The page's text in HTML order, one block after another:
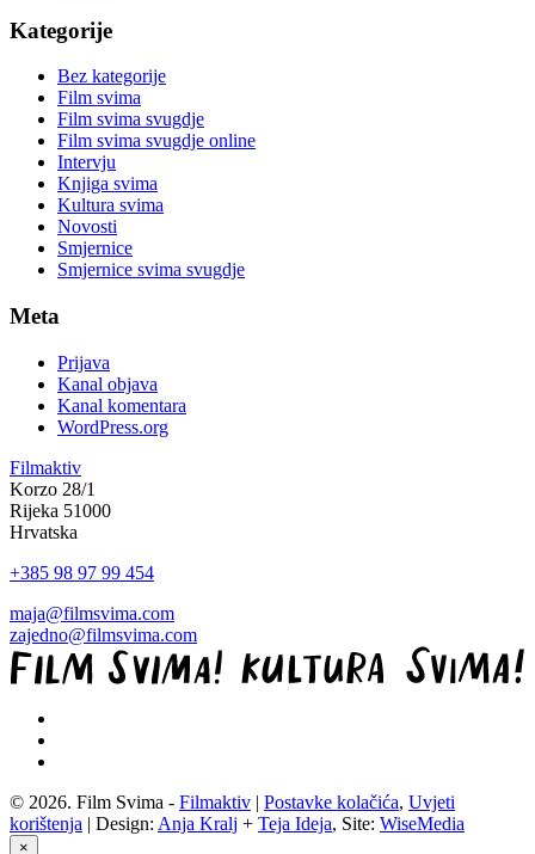
Kategorije
Bez kategorije
Film svima
Film svima svugdje
Film svima svugdje online
Intervju
Knjiga svima
Kultura svima
Novosti
Smjernice
Smjernice svima svugdje
Meta
Prijava
Kanal objava
Kanal komentara
WordPress.org
Filmaktiv
Korzo 28/1
Rijeka 51000
Hrvatska
+385 98 97 99 454
maja@filmsvima.com
zajedno@filmsvima.com
© 2026. Film Svima - Filmaktiv | Postavke kolačića, Uvjeti
korištenja | Design: Anja Kralj + Teja Ideja, Site: WiseMedia
×